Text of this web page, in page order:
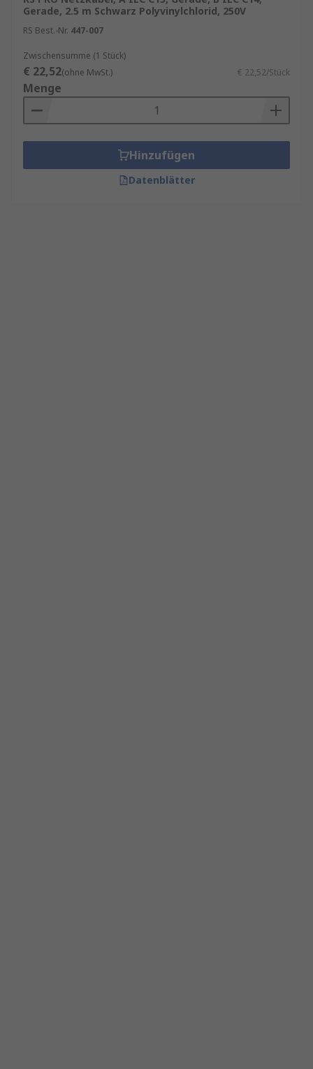
Gerade, 2.5 m Schwarz Polyvinylchlorid, 250V
RS Best.-Nr. 447-007
Zwischensumme (1 Stück)
€ 22,52(ohne MwSt.) € 22,52/Stück
Menge
Hinzufügen
Datenblätter